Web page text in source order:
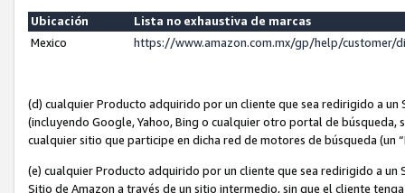
Ubicación
Lista no exhaustiva de marcas
Mexico
https://www.amazon.com.mx/gp/help/customer/
(d) cualquier Producto adquirido por un cliente que sea redirigido a
(incluyendo Google, Yahoo, Bing o cualquier otro portal de
cualquier sitio que participe en dicha red de motores de búsqueda (un
(e) cualquier Producto adquirido por un cliente que sea redirigido a un
Sitio de Amazon a través de un sitio intermedio, sin que el cliente